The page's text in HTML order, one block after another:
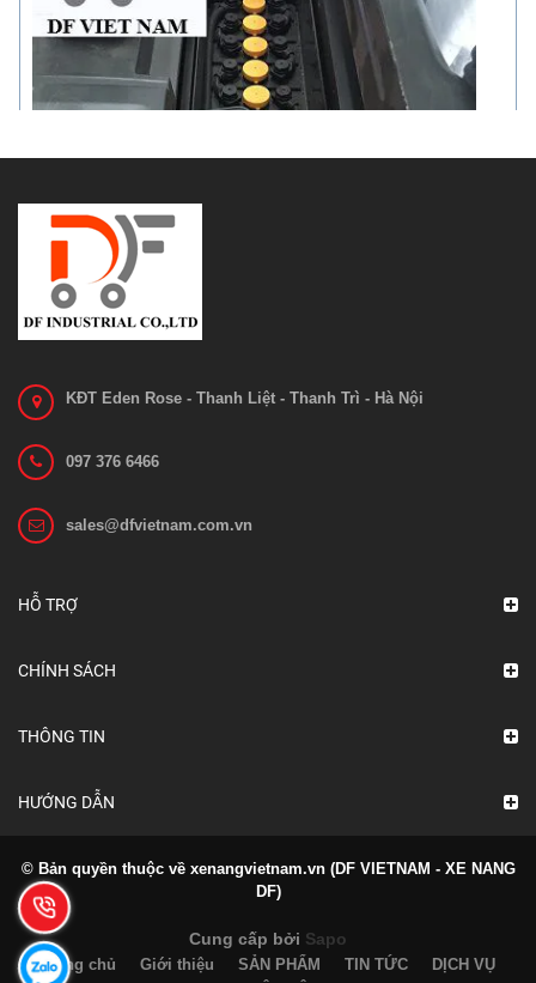
KĐT Eden Rose - Thanh Liệt - Thanh Trì - Hà Nội
097 376 6466
sales@dfvietnam.com.vn
HỖ TRỢ
CHÍNH SÁCH
THÔNG TIN
HƯỚNG DẪN
© Bản quyền thuộc về xenangvietnam.vn (DF VIETNAM - XE NANG
DF)
Cung cấp bởi Sapo
Trang chủ Giới thiệu SẢN PHẨM TIN TỨC
DỊCH VỤ